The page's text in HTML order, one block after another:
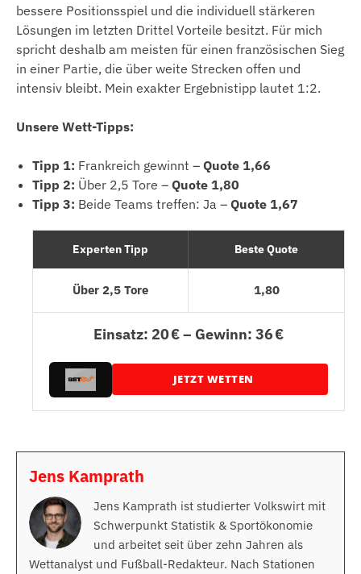
bessere Positionsspiel und die individuell stärkeren
Lösungen im letzten Drittel Vorteile besitzt. Für mich
spricht deshalb am meisten für einen französischen Sieg
in einer Partie, die über weite Strecken offen und
intensiv bleibt. Mein exakter Ergebnistipp lautet 1:2.
Unsere Wett-Tipps:
Tipp 1: Frankreich gewinnt – Quote 1,66
Tipp 2: Über 2,5 Tore – Quote 1,80
Tipp 3: Beide Teams treffen: Ja – Quote 1,67
Experten Tipp Beste Quote
Über 2,5 Tore 1,80
Einsatz: 20 € – Gewinn: 36 €
JETZT WETTEN
Jens Kamprath
Jens Kamprath ist studierter Volkswirt mit
Schwerpunkt Statistik & Sportökonomie
und arbeitet seit über zehn Jahren als
Wettanalyst und Fußball-Redakteur. Nach Stationen